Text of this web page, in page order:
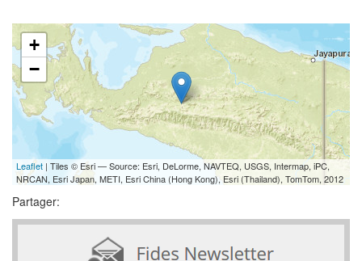
+
−
Leaflet | Tiles © Esri — Source: Esri, DeLorme, NAVTEQ, USGS, Intermap, iPC,
NRCAN, Esri Japan, METI, Esri China (Hong Kong), Esri (Thailand), TomTom, 2012
Partager: